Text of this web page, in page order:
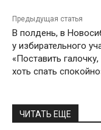
Предыдущая статья
В полдень, в
у избирательного
«Поставить
хоть спать
ЧИТАТЬ ЕЩЕ